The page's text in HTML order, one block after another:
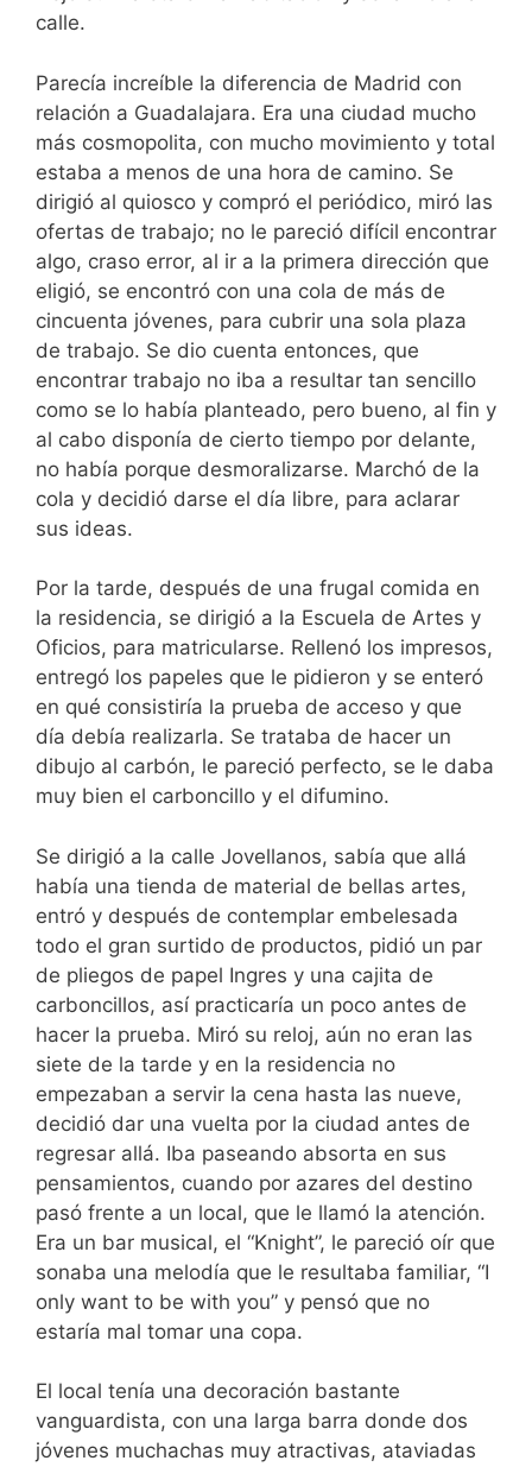
calle.
Parecía increíble la diferencia de Madrid con
relación a Guadalajara. Era una ciudad mucho
más cosmopolita, con mucho movimiento y total
estaba a menos de una hora de camino. Se
dirigió al quiosco y compró el periódico, miró las
ofertas de trabajo; no le pareció difícil encontrar
algo, craso error, al ir a la primera dirección que
eligió, se encontró con una cola de más de
cincuenta jóvenes, para cubrir una sola plaza
de trabajo. Se dio cuenta entonces, que
encontrar trabajo no iba a resultar tan sencillo
como se lo había planteado, pero bueno, al fin y
al cabo disponía de cierto tiempo por delante,
no había porque desmoralizarse. Marchó de la
cola y decidió darse el día libre, para aclarar
sus ideas.
Por la tarde, después de una frugal comida en
la residencia, se dirigió a la Escuela de Artes y
Oficios, para matricularse. Rellenó los impresos,
entregó los papeles que le pidieron y se enteró
en qué consistiría la prueba de acceso y que
día debía realizarla. Se trataba de hacer un
dibujo al carbón, le pareció perfecto, se le daba
muy bien el carboncillo y el difumino.
Se dirigió a la calle Jovellanos, sabía que allá
había una tienda de material de bellas artes,
entró y después de contemplar embelesada
todo el gran surtido de productos, pidió un par
de pliegos de papel Ingres y una cajita de
carboncillos, así practicaría un poco antes de
hacer la prueba. Miró su reloj, aún no eran las
siete de la tarde y en la residencia no
empezaban a servir la cena hasta las nueve,
decidió dar una vuelta por la ciudad antes de
regresar allá. Iba paseando absorta en sus
pensamientos, cuando por azares del destino
pasó frente a un local, que le llamó la atención.
Era un bar musical, el “Knight”, le pareció oír que
sonaba una melodía que le resultaba familiar, “I
only want to be with you” y pensó que no
estaría mal tomar una copa.
El local tenía una decoración bastante
vanguardista, con una larga barra donde dos
jóvenes muchachas muy atractivas, ataviadas